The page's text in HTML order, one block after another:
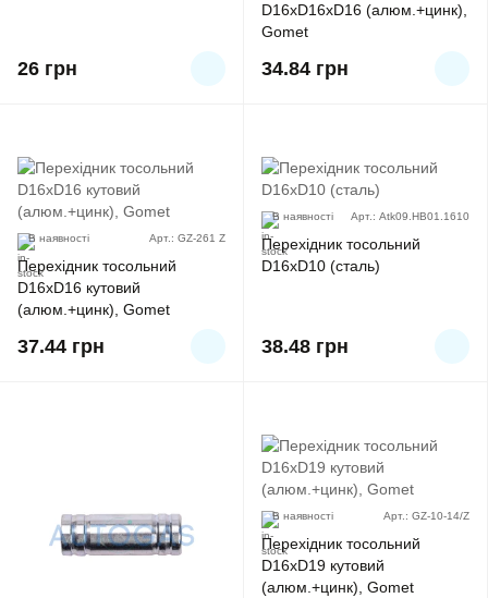
26 грн
D16xD16xD16 (алюм.+цинк),
Gomet
34.84 грн
В наявності Арт.: GZ-261 Z
Перехідник тосольний
D16xD16 кутовий
(алюм.+цинк), Gomet
37.44 грн
В наявності Арт.: Atk09.HB01.1610
Перехідник тосольний
D16xD10 (сталь)
38.48 грн
В наявності Арт.: GZ-10-14/Z
Перехідник тосольний
D16xD19 кутовий
(алюм.+цинк), Gomet